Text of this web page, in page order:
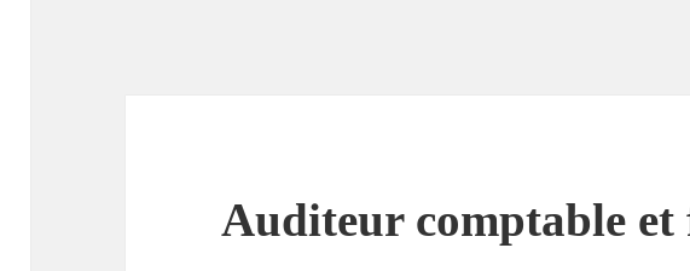
Auditeur comptable et